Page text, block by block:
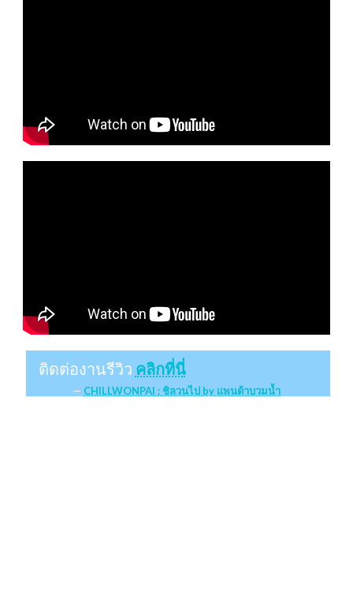
ติดต่องานรีวิว คลิกที่นี่
CHILLWONPAI : ชิลวนไป by แพนด้าบวมน้ำ